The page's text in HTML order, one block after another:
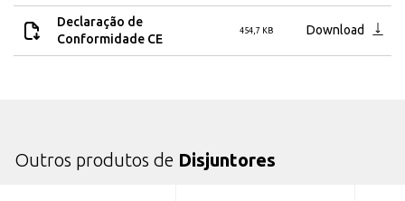
Declaração de
Conformidade CE
454,7 KB Download
Outros produtos de Disjuntores